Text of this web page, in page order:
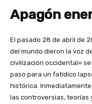
Apagón
El pasado 28 de abril de
del mundo dieron la voz
civilización occidental»
paso para un fatídico
histórica.
las controversias, teorías